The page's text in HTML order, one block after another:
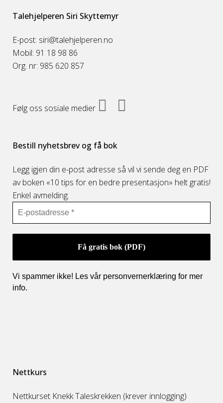
Talehjelperen Siri Skyttemyr
E-post: siri@talehjelperen.no
Mobil: 91 18 98 86
Org. nr: 985 620 857
Følg oss sosiale medier
Bestill nyhetsbrev og få bok
Legg igjen din e-post adresse så vil vi sende deg en PDF
av boken «10 tips for en bedre presentasjon» helt gratis!
Enkel avmelding.
Vi spammer ikke! Les vår personvernerklæring for mer
info.
Nettkurs
Nettkurset Knekk Taleskrekken (krever innlogging)